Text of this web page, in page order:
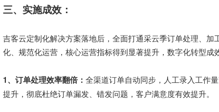
三、实施成效：
吉客云定制化解决方案落地后，全面打通采云季订单处理、
化、规范化运营，核心运营指标得到显著提升，数字化转型成
1、订单处理效率翻倍： 全渠道订单自动同步，人工录入工作
提升，彻底杜绝订单漏发、错发问题，客户满意度有效提升。